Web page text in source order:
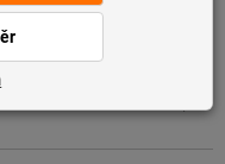
Sdílet artikl